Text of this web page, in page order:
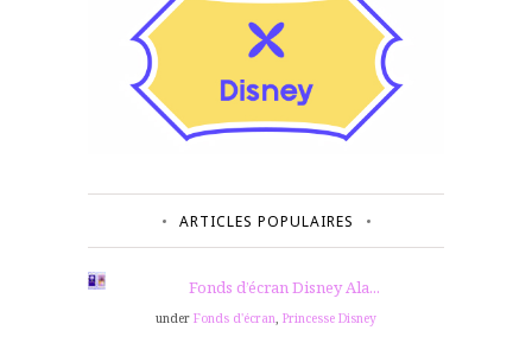
ARTICLES POPULAIRES
Fonds d’écran Disney Ala...
under Fonds d'écran Princesse Disney